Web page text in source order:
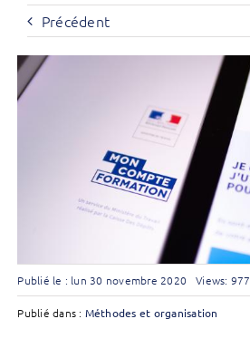
Précédent
Publié le : lun 30 novembre 2020 Views: 977
Publié dans : Méthodes et organisation